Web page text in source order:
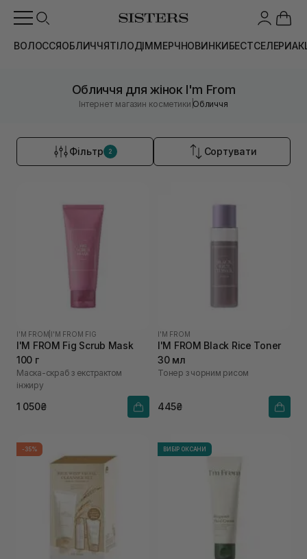
ВОЛОССЯОБЛИЧЧЯТІЛОДІММЕРЧНОВИНКИБЕСТСЕЛЕРИ
Обличчя для жінок I'm From
Інтернет магазин косметики |Обличчя
Фільтр 2 Сортувати
I'M FROM I'M FROM FIG
I'M FROM Fig Scrub Mask
100 г
Маска-скраб з екстрактом
інжиру
1 050₴
I'M FROM
I'M FROM Black Rice Toner
30 мл
Тонер з чорним рисом
445₴
-35% ВИБІР ОКСАНИ